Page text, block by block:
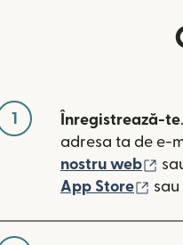
1 Înregistrează-te
adresa ta de e-
nostru web
App Store
(se
sau